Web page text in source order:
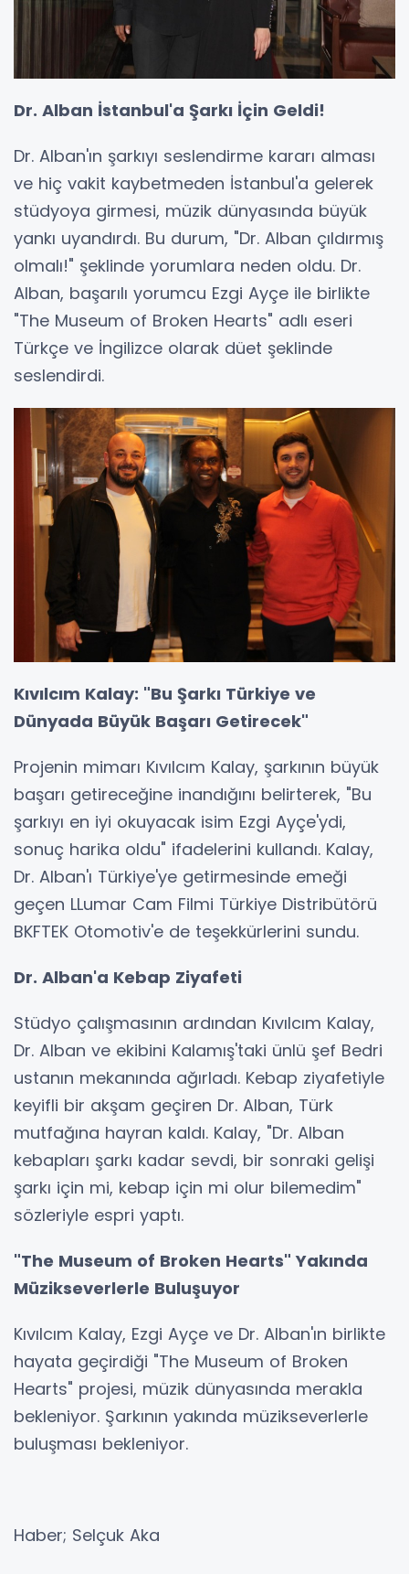
Dr. Alban İstanbul'a Şarkı İçin Geldi!
Dr. Alban'ın şarkıyı seslendirme kararı alması
ve hiç vakit kaybetmeden İstanbul'a gelerek
stüdyoya girmesi, müzik dünyasında büyük
yankı uyandırdı. Bu durum, "Dr. Alban çıldırmış
olmalı!" şeklinde yorumlara neden oldu. Dr.
Alban, başarılı yorumcu Ezgi Ayçe ile birlikte
"The Museum of Broken Hearts" adlı eseri
Türkçe ve İngilizce olarak düet şeklinde
seslendirdi.
Kıvılcım Kalay: "Bu Şarkı Türkiye ve
Dünyada Büyük Başarı Getirecek"
Projenin mimarı Kıvılcım Kalay, şarkının büyük
başarı getireceğine inandığını belirterek, "Bu
şarkıyı en iyi okuyacak isim Ezgi Ayçe'ydi,
sonuç harika oldu" ifadelerini kullandı. Kalay,
Dr. Alban'ı Türkiye'ye getirmesinde emeği
geçen LLumar Cam Filmi Türkiye Distribütörü
BKFTEK Otomotiv'e de teşekkürlerini sundu.
Dr. Alban'a Kebap Ziyafeti
Stüdyo çalışmasının ardından Kıvılcım Kalay,
Dr. Alban ve ekibini Kalamış'taki ünlü şef Bedri
ustanın mekanında ağırladı. Kebap ziyafetiyle
keyifli bir akşam geçiren Dr. Alban, Türk
mutfağına hayran kaldı. Kalay, "Dr. Alban
kebapları şarkı kadar sevdi, bir sonraki gelişi
şarkı için mi, kebap için mi olur bilemedim"
sözleriyle espri yaptı.
"The Museum of Broken Hearts" Yakında
Müzikseverlerle Buluşuyor
Kıvılcım Kalay, Ezgi Ayçe ve Dr. Alban'ın birlikte
hayata geçirdiği "The Museum of Broken
Hearts" projesi, müzik dünyasında merakla
bekleniyor. Şarkının yakında müzikseverlerle
buluşması bekleniyor.
Haber; Selçuk Aka